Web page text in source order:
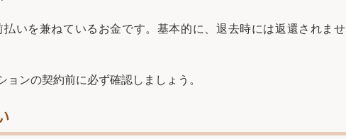
いを兼ねているお金です。基本的に、退去時には返還されませ
ンの契約前に必ず確認しましょう。